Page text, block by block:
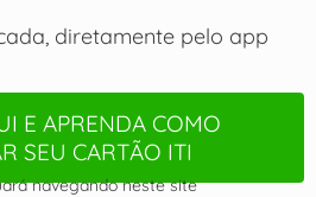
diretamente pelo app
E APRENDA COMO
SEU CARTÃO ITI
navegando neste site